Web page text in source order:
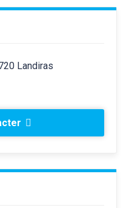
Landiras